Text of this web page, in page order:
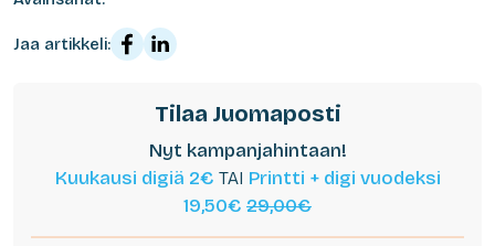
Jaa artikkeli:
Tilaa Juomaposti
Nyt kampanjahintaan!
Kuukausi digiä 2€ TAI Printti + digi vuodeksi
19,50€ 29,00€